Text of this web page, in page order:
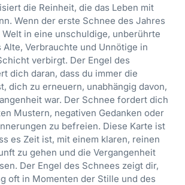
die Reinheit, die das Leben mit
Wenn der erste Schnee des Jahres
in eine unschuldige, unberührte
Alte, Verbrauchte und Unnötige in
verbirgt. Der Engel des
dich daran, dass du immer die
dich zu erneuern, unabhängig davon,
war. Der Schnee fordert dich
Mustern, negativen Gedanken oder
zu befreien. Diese Karte ist
es Zeit ist, mit einem klaren, reinen
zu gehen und die Vergangenheit
Der Engel des Schnees zeigt dir,
oft in Momenten der Stille und des